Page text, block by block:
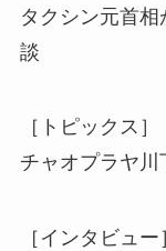
タクシン元首
談
［トピックス］
チャオプラヤ
［インタビュー